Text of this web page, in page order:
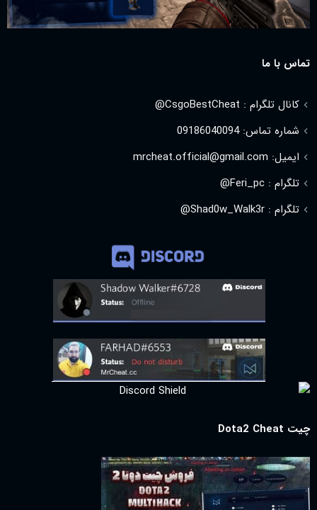
تماس با ما
کانال تلگرام : CsgoBestCheat@
شماره تماس: 09186040094
ایمیل: mrcheat.official@gmail.com
تلگرام : Feri_pc@
تلگرام : Shad0w_Walk3r@
چیت Dota2 Cheat